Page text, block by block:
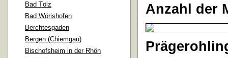
Bad Tölz
Bad Wörishofen
Berchtesgaden
Bergen (Chiemgau)
Bischofsheim in der Rhön
Anzahl der